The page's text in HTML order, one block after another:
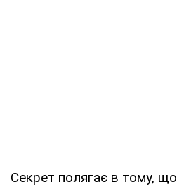
Секрет полягає в тому,